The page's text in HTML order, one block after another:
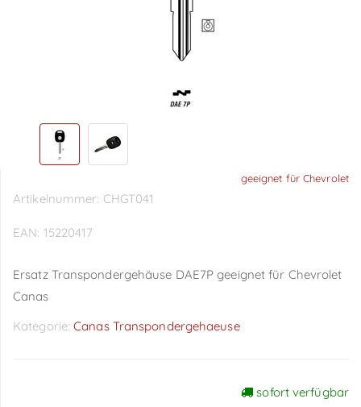
geeignet für Chevrolet
Artikelnummer: CHGT041
EAN: 15220417
Ersatz Transpondergehäuse DAE7P geeignet für Chevrolet
Canas
Kategorie:Canas Transpondergehaeuse
sofort verfügbar